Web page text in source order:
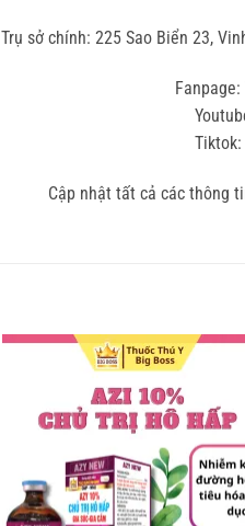
Trụ sở chính: 225 Sao Biển 23,
Fanpage:
Tiktok:
Cập nhật tất cả các thông